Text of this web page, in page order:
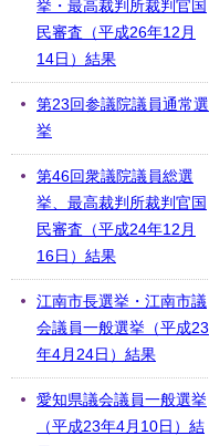
挙・最高裁判所裁判官国
民審査（平成26年12月
14日）結果
第23回参議院議員通常選
挙
第46回衆議院議員総選
挙、最高裁判所裁判官国
民審査（平成24年12月
16日）結果
江南市長選挙・江南市議
会議員一般選挙（平成23
年4月24日）結果
愛知県議会議員一般選挙
（平成23年4月10日）結